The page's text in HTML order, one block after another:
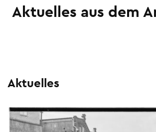
Aktuelles aus dem
Aktuelles